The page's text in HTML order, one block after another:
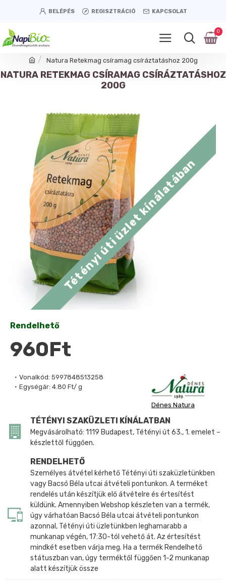
BELÉPÉS REGISZTRÁCIÓ KAPCSOLAT
0
Natura Retekmag csíramag csíráztatáshoz 200g
NATURA RETEKMAG CSÍRAMAG CSÍRÁZTATÁSHOZ
200G
Tétényi úti üzlet kínálatában
Vonalkód: 5997848513258
Egységár: 4.80 Ft/ g
Dénes Natura
Rendelhető
960Ft
TÉTÉNYI SZAKÜZLETI KÍNÁLATBAN
Megvásárolható: 1119 Budapest, Tétényi út 63., 1. emelet –
készlettől függően.
RENDELHETŐ
Személyes átvétel kérhető Tétényi úti szaküzletünkben
vagy Bacsó Béla utcai átvételi pontunkon. A terméket
rendelés után készítjük elő átvételre és értesítést
küldünk. Amennyiben Webshop készleten van a termék,
úgy várhatóan Bacsó Béla utcai átvételi pontunkon
azonnal, Tétényi úti üzletünkben leghamarabb a
munkanap végén, 17:30-tól vehető át. Az értesítést
mindkét esetben várja meg. Ha a termék Rendelhető
státuszban van, úgy terméktől függően 1-2 munkanap
alatt készítjük össze